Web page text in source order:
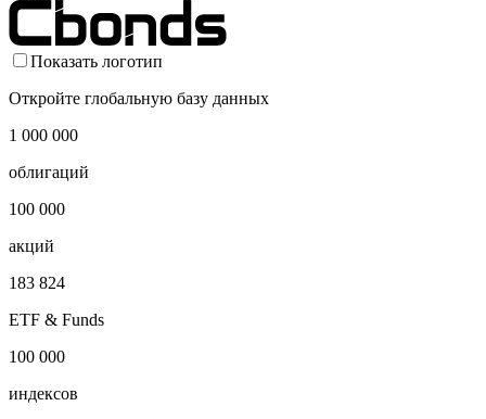
Показать логотип
Откройте глобальную базу данных
1 000 000
облигаций
100 000
акций
183 824
ETF & Funds
100 000
индексов